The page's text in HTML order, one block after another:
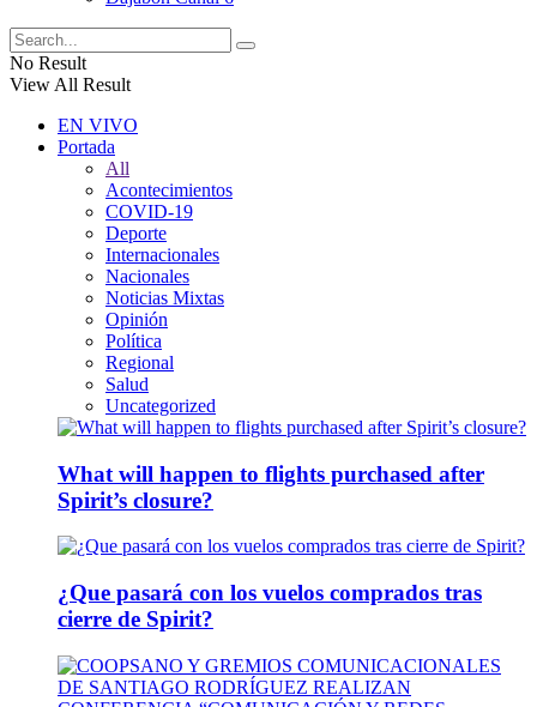
No Result
View All Result
EN VIVO
Portada
All
Acontecimientos
COVID-19
Deporte
Internacionales
Nacionales
Noticias Mixtas
Opinión
Política
Regional
Salud
Uncategorized
What will happen to flights purchased after
Spirit’s closure?
¿Que pasará con los vuelos comprados tras
cierre de Spirit?